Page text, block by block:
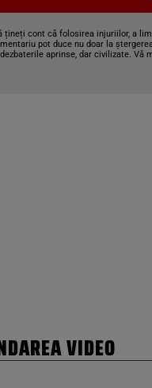
țineți cont că folosirea injuriilor, a
pot duce nu doar la
aprinse, dar civilizate.
VIDEO